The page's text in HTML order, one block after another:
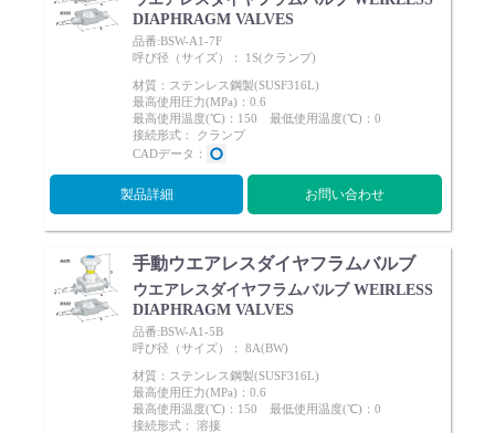
DIAPHRAGM VALVES
品番:BSW-A1-7F
呼び径（サイズ）： 1S(クランプ)
材質：ステンレス鋼製(SUSF316L)
最高使用圧力(MPa)：0.6
最高使用温度(℃)：150 最低使用温度(℃)：0
接続形式： クランプ
CADデータ：
製品詳細 お問い合わせ
手動ウエアレスダイヤフラムバルブ
ウエアレスダイヤフラムバルブ WEIRLESS
DIAPHRAGM VALVES
品番:BSW-A1-5B
呼び径（サイズ）： 8A(BW)
材質：ステンレス鋼製(SUSF316L)
最高使用圧力(MPa)：0.6
最高使用温度(℃)：150 最低使用温度(℃)：0
接続形式： 溶接